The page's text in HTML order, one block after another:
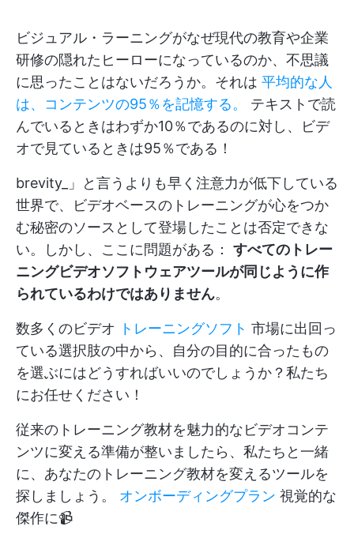
ビジュアル・ラーニングがなぜ現代の教育や企業
研修の隠れたヒーローになっているのか、不思議
に思ったことはないだろうか。それは 平均的な人
は、コンテンツの95％を記憶する。
テキストで読
んでいるときはわずか10％であるのに対し、ビデ
オで見ているときは95％である！
brevity_」と言うよりも早く注意力が低下している
世界で、ビデオベースのトレーニングが心をつか
む秘密のソースとして登場したことは否定できな
い。しかし、ここに問題がある： すべてのトレー
ニングビデオソフトウェアツールが同じように作
られているわけではありません。
数多くのビデオ トレーニングソフト 市場に出回っ
ている選択肢の中から、自分の目的に合ったもの
を選ぶにはどうすればいいのでしょうか？私たち
にお任せください！
従来のトレーニング教材を魅力的なビデオコンテ
ンツに変える準備が整いましたら、私たちと一緒
に、あなたのトレーニング教材を変えるツールを
探しましょう。 オンボーディングプラン 視覚的な
傑作に📹